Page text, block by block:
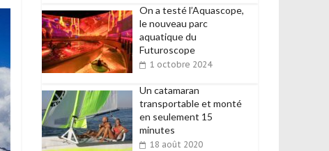
On a testé l’Aquascope,
le nouveau parc
aquatique du
Futuroscope
1 octobre 2024
Un catamaran
transportable et monté
en seulement 15
minutes
18 août 2020